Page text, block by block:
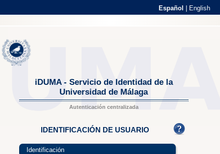
Español English
iDUMA - Servicio de Identidad de la
Universidad de Málaga
Autenticación centralizada
IDENTIFICACIÓN DE USUARIO
Identificación